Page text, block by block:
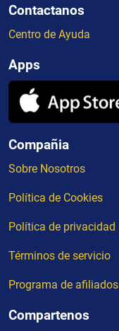
Contactanos
Centro de Ayuda
Apps
Compañia
Sobre Nosotros
Política de Cookies
Política de privacidad
Términos de servicio
Programa de afiliados
Compartenos